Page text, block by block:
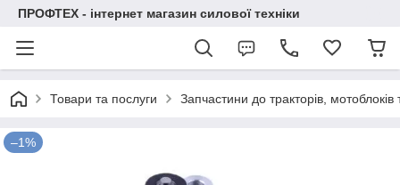
ПРОФТЕХ - інтернет магазин силової техніки
Товари та послуги Запчастини до тракторів,
–1%